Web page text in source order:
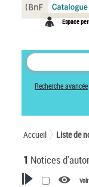
Espace
Recherche avancée
Accueil Liste de
1 Notices
Panneau de gestion des